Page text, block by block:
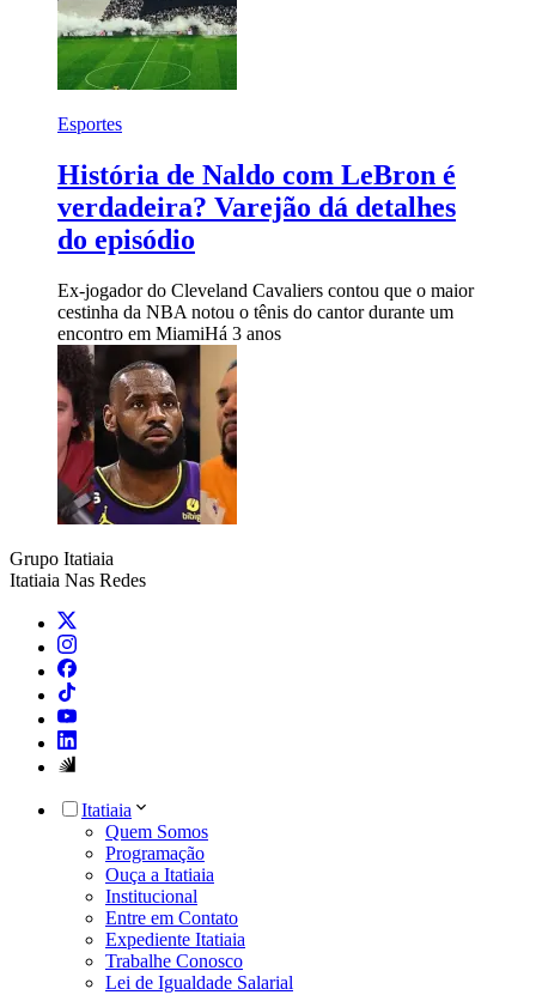
Esportes
História de Naldo com LeBron é
verdadeira? Varejão dá detalhes
do episódio
Ex-jogador do Cleveland Cavaliers contou que o maior
cestinha da NBA notou o tênis do cantor durante um
encontro em MiamiHá 3 anos
Grupo Itatiaia
Itatiaia Nas Redes
Itatiaia
Quem Somos
Programação
Ouça a Itatiaia
Institucional
Entre em Contato
Expediente Itatiaia
Trabalhe Conosco
Lei de Igualdade Salarial